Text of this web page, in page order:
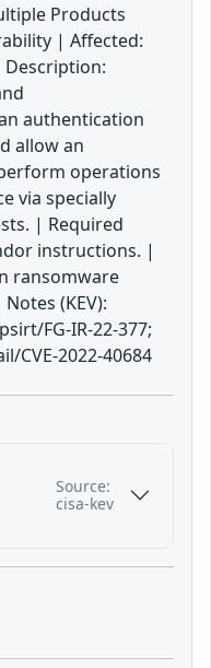
Products
| Affected:
authentication
allow an
operations
via specially
| Required
instructions. |
ransomware
(KEV):
FG-IR-22-377;
CVE-2022-40684
Source:
cisa-kev